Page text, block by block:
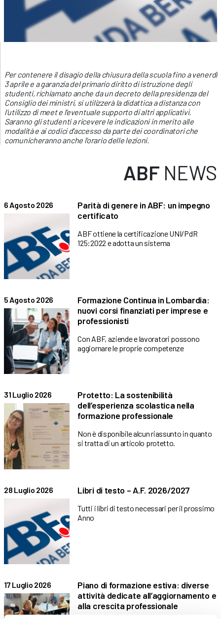
Per contenere il disagio della chiusura della scuola fino a venerdì
3 aprile e a garanzia del primario diritto di istruzione degli
studenti, richiamato anche da un decreto della presidenza del
Consiglio dei ministri, si utilizzerà la didattica a distanza con
l’utilizzo di meet e l’eventuale supporto di altri applicativi.
Saranno gli studenti a ricevere le indicazioni in merito alle
modalità e ai codici d’accesso da parte dei coordinatori che
comunicheranno anche l’orario delle lezioni.
ABF NEWS
6 Agosto 2026
Parità di genere in ABF: un impegno
certificato
ABF ottiene la certificazione UNI/PdR
125:2022 e adotta un sistema
5 Agosto 2026
Formazione Continua in Lombardia:
nuovi corsi finanziati per imprese e
professionisti
Con ABF, aziende e lavoratori possono
aggiornare le proprie competenze
31 Luglio 2026
Protetto: La sostenibilità
dell’esperienza scolastica nella
formazione professionale
Non è disponibile alcun riassunto in quanto
si tratta di un articolo protetto.
28 Luglio 2026 Libri di testo – A.F. 2026/2027
Tutti i libri di testo necessari per il prossimo
Anno
17 Luglio 2026
Piano di formazione estiva: diverse
attività dedicate all’aggiornamento e
alla crescita professionale